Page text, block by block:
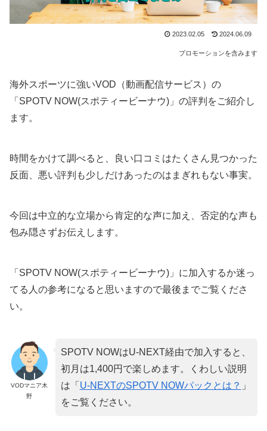
2023.02.05 2024.06.09
プロモーションを含みます
海外スポーツに強いVOD（動画配信サービス）の
「SPOTV NOW(スポティービーナウ)」の評判をご紹介し
ます。
時間をかけて調べると、良い口コミはたくさん見つかった
反面、悪い評判も少しだけあったのはまぎれもない事実。
今回は中立的な立場から肯定的な声に加え、否定的な声も
包み隠さずお伝えします。
「SPOTV NOW(スポティービーナウ)」に加入するか迷っ
てる人の参考になると思いますので最後までご覧くださ
い。
VODマニア木
野
SPOTV NOWはU-NEXT経由で加入すると、
初月は1,400円で楽しめます。くわしい説明
は「 U-NEXTのSPOTV NOWパックとは？ 」
をご覧ください。